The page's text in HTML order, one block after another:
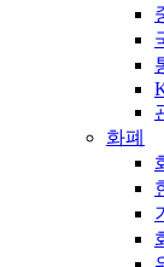
화폐